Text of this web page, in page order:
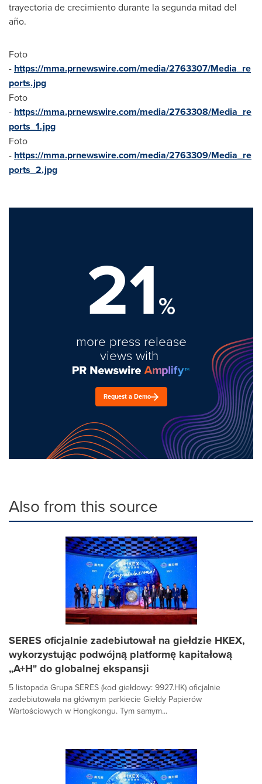
trayectoria de crecimiento durante la segunda mitad del
año.
Foto
- https://mma.prnewswire.com/media/2763307/Media_re
ports.jpg
Foto
- https://mma.prnewswire.com/media/2763308/Media_re
ports_1.jpg
Foto
- https://mma.prnewswire.com/media/2763309/Media_re
ports_2.jpg
21%
more press release
views with
Request a Demo
Also from this source
SERES oficjalnie zadebiutował na giełdzie HKEX,
wykorzystując podwójną platformę kapitałową
„A+H" do globalnej ekspansji
5 listopada Grupa SERES (kod giełdowy: 9927.HK) oficjalnie
zadebiutowała na głównym parkiecie Giełdy Papierów
Wartościowych w Hongkongu. Tym samym...